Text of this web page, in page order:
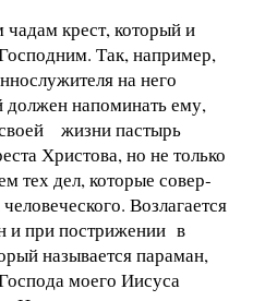
чадам крест, который и
Так, например,
на него
должен напоминать ему,
жизни пастырь
Хри­стова, но не только
тех дел, которые совер­
Возлагается
и при пострижении в
называет­ся параман,
моего Иисуса